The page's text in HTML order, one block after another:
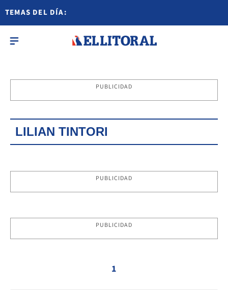
TEMAS DEL DÍA:
PUBLICIDAD
LILIAN TINTORI
PUBLICIDAD
PUBLICIDAD
1